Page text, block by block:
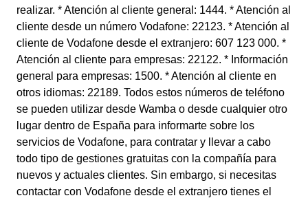
realizar. * Atención al cliente general: 1444. * Atención al
cliente desde un número Vodafone: 22123. * Atención al
cliente de Vodafone desde el extranjero: 607 123 000. *
Atención al cliente para empresas: 22122. * Información
general para empresas: 1500. * Atención al cliente en
otros idiomas: 22189. Todos estos números de teléfono
se pueden utilizar desde Wamba o desde cualquier otro
lugar dentro de España para informarte sobre los
servicios de Vodafone, para contratar y llevar a cabo
todo tipo de gestiones gratuitas con la compañía para
nuevos y actuales clientes. Sin embargo, si necesitas
contactar con Vodafone desde el extranjero tienes el